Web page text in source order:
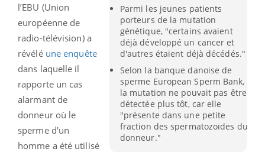
Parmi les jeunes patients
porteurs de la mutation
génétique, "certains avaient
déjà développé un cancer et
d'autres étaient déjà décédés."
Selon la banque danoise de
sperme European Sperm Bank,
la mutation ne pouvait pas être
détectée plus tôt, car elle
"présente dans une petite
fraction des spermatozoïdes du
donneur."
l’EBU (Union
européenne de
radio-télévision) a
révélé une enquête
dans laquelle il
rapporte un cas
alarmant de
donneur où le
sperme d'un
homme a été utilisé